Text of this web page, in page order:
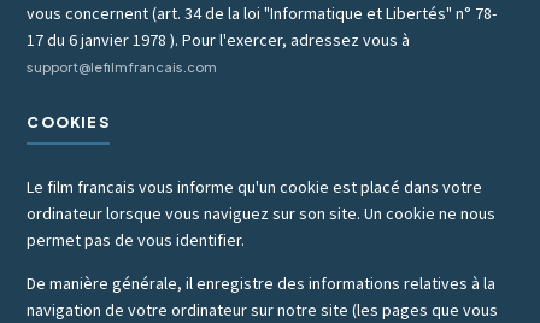
vous concernent (art. 34 de la loi "Informatique et Libertés" n° 78-
17 du 6 janvier 1978 ). Pour l'exercer, adressez vous à
support@lefilmfrancais.com
COOKIES
Le film francais vous informe qu'un cookie est placé dans votre
ordinateur lorsque vous naviguez sur son site. Un cookie ne nous
permet pas de vous identifier.
De manière générale, il enregistre des informations relatives à la
navigation de votre ordinateur sur notre site (les pages que vous